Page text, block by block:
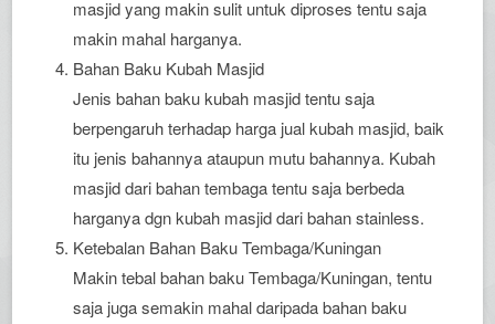
masjid yang makin sulit untuk diproses tentu saja
makin mahal harganya.
Bahan Baku Kubah Masjid
Jenis bahan baku kubah masjid tentu saja
berpengaruh terhadap harga jual kubah masjid, baik
itu jenis bahannya ataupun mutu bahannya. Kubah
masjid dari bahan tembaga tentu saja berbeda
harganya dgn kubah masjid dari bahan stainless.
Ketebalan Bahan Baku Tembaga/Kuningan
Makin tebal bahan baku Tembaga/Kuningan, tentu
saja juga semakin mahal daripada bahan baku